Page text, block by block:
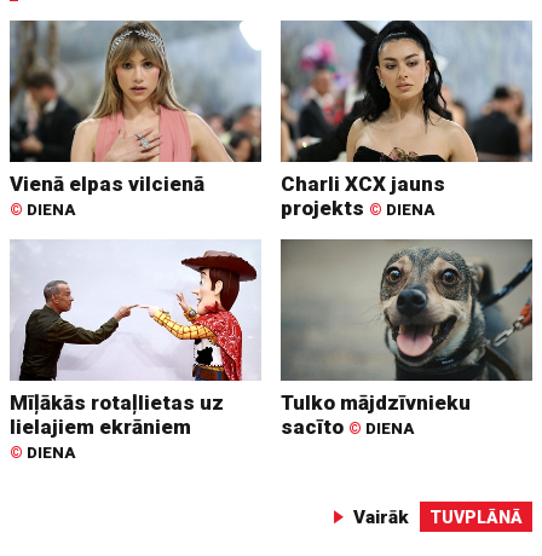
Vienā elpas vilcienā
© DIENA
Charli XCX jauns
projekts © DIENA
Mīļākās rotaļlietas uz
lielajiem ekrāniem
© DIENA
Tulko mājdzīvnieku
sacīto © DIENA
Vairāk TUVPLĀNĀ